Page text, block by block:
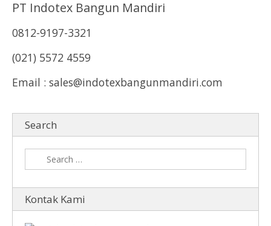
PT Indotex Bangun Mandiri
0812-9197-3321
(021) 5572 4559
Email : sales@indotexbangunmandiri.com
Search
Kontak Kami